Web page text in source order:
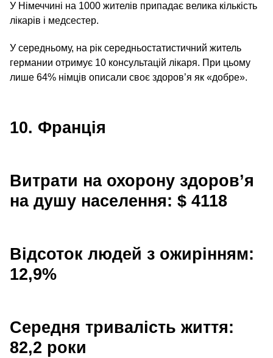
У Німеччині на 1000 жителів припадає велика кількість
лікарів і медсестер.
У середньому, на рік середньостатистичний житель
германии отримує 10 консультацій лікаря. При цьому
лише 64% німців описали своє здоров’я як «добре».
10. Франція
Витрати на охорону здоров’я
на душу населення: $ 4118
Відсоток людей з ожирінням:
12,9%
Середня тривалість життя:
82,2 роки